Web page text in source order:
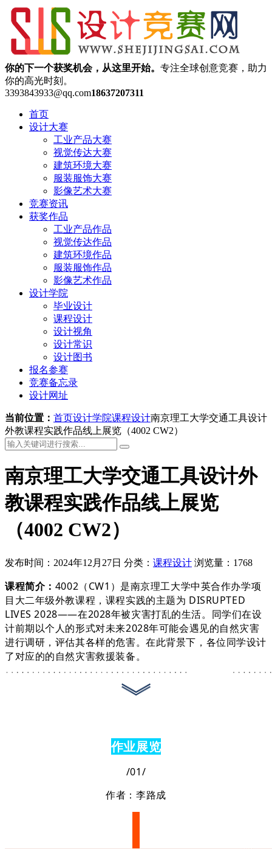
你的下一个获奖机会，从这里开始。 专注全球创意竞赛，助力
你的高光时刻。
3393843933@qq.com18637207311
首页
设计大赛
工业产品大赛
视觉传达大赛
建筑环境大赛
服装服饰大赛
影像艺术大赛
竞赛资讯
获奖作品
工业产品作品
视觉传达作品
建筑环境作品
服装服饰作品
影像艺术作品
设计学院
毕业设计
课程设计
设计视角
设计常识
设计图书
报名参赛
竞赛备忘录
设计网址
当前位置： 首页设计学院课程设计南京理工大学交通工具设计
外教课程实践作品线上展览（4002 CW2）
南京理工大学交通工具设计外
教课程实践作品线上展览
（4002 CW2）
发布时间：2024年12月27日 分类： 课程设计 浏览量：1768
课程简介： 4002（CW1）是南京理工大学中英合作办学项
目大二年级外教课程，课程实践的主题为 DISRUPTED
LIVES 2028——在2028年被灾害打乱的生活。同学们在设
计前期以个人的形式对未来2028年可能会遇见的自然灾害
进行调研，评估其各样的危害。在此背景下，各位同学设计
了对应的的自然灾害救援装备。
作业展览
/01/
作者：李路成